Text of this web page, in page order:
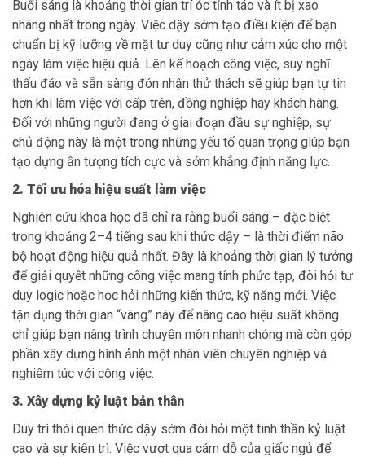
Buổi sáng là khoảng thời gian trí óc tỉnh táo và ít bị xao
nhãng nhất trong ngày. Việc dậy sớm tạo điều kiện để bạn
chuẩn bị kỹ lưỡng về mặt tư duy cũng như cảm xúc cho một
ngày làm việc hiệu quả. Lên kế hoạch công việc, suy nghĩ
thấu đáo và sẵn sàng đón nhận thử thách sẽ giúp bạn tự tin
hơn khi làm việc với cấp trên, đồng nghiệp hay khách hàng.
Đối với những người đang ở giai đoạn đầu sự nghiệp, sự
chủ động này là một trong những yếu tố quan trọng giúp bạn
tạo dựng ấn tượng tích cực và sớm khẳng định năng lực.
2. Tối ưu hóa hiệu suất làm việc
Nghiên cứu khoa học đã chỉ ra rằng buổi sáng – đặc biệt
trong khoảng 2–4 tiếng sau khi thức dậy – là thời điểm não
bộ hoạt động hiệu quả nhất. Đây là khoảng thời gian lý tưởng
để giải quyết những công việc mang tính phức tạp, đòi hỏi tư
duy logic hoặc học hỏi những kiến thức, kỹ năng mới. Việc
tận dụng thời gian “vàng” này để nâng cao hiệu suất không
chỉ giúp bạn nâng trình chuyên môn nhanh chóng mà còn góp
phần xây dựng hình ảnh một nhân viên chuyên nghiệp và
nghiêm túc với công việc.
3. Xây dựng kỷ luật bản thân
Duy trì thói quen thức dậy sớm đòi hỏi một tinh thần kỷ luật
cao và sự kiên trì. Việc vượt qua cám dỗ của giấc ngủ để